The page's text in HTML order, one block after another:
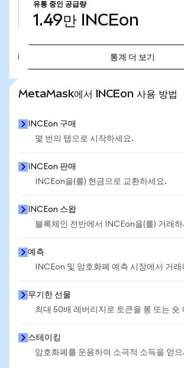
유통 중인 공급량
1.49만 INCEon
통계 더 보기
MetaMask에서 INCEon 사용 방법
INCEon 구매
몇 번의 탭으로 시작하세요.
INCEon 판매
INCEon을(를) 현금으로 교환하세요.
INCEon 스왑
블록체인 전반에서 INCEon을(를) 거래
예측
INCEon 및 암호화폐 예측 시장에서 거래
무기한 선물
최대 50배 레버리지로 토큰을 롱 또는 숏
스테이킹
암호화폐를 운용하여 소극적 소득을 얻